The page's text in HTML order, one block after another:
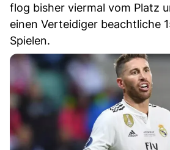
flog bisher viermal vom Platz
einen Verteidiger beachtliche
Spielen.